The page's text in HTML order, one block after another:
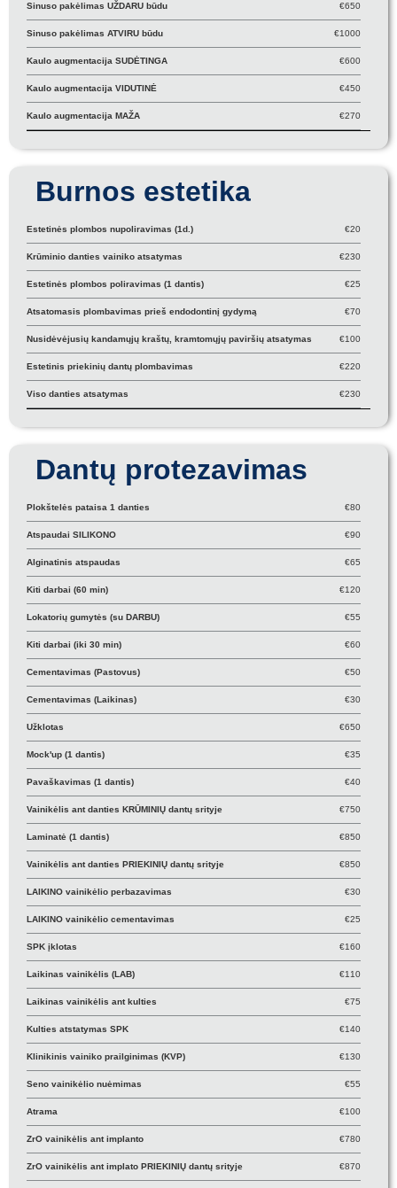
Sinuso pakėlimas UŽDARU būdu €650
Sinuso pakėlimas ATVIRU būdu €1000
Kaulo augmentacija SUDĖTINGA €600
Kaulo augmentacija VIDUTINĖ €450
Kaulo augmentacija MAŽA €270
Burnos estetika
Estetinės plombos nupoliravimas (1d.) €20
Krūminio danties vainiko atsatymas €230
Estetinės plombos poliravimas (1 dantis) €25
Atsatomasis plombavimas prieš endodontinį gydymą €70
Nusidėvėjusių kandamųjų kraštų, kramtomųjų paviršių atsatymas €100
Estetinis priekinių dantų plombavimas €220
Viso danties atsatymas €230
Dantų protezavimas
Plokštelės pataisa 1 danties €80
Atspaudai SILIKONO €90
Alginatinis atspaudas €65
Kiti darbai (60 min) €120
Lokatorių gumytės (su DARBU) €55
Kiti darbai (iki 30 min) €60
Cementavimas (Pastovus) €50
Cementavimas (Laikinas) €30
Užklotas €650
Mock'up (1 dantis) €35
Pavaškavimas (1 dantis) €40
Vainikėlis ant danties KRŪMINIŲ dantų srityje €750
Laminatė (1 dantis) €850
Vainikėlis ant danties PRIEKINIŲ dantų srityje €850
LAIKINO vainikėlio perbazavimas €30
LAIKINO vainikėlio cementavimas €25
SPK įklotas €160
Laikinas vainikėlis (LAB) €110
Laikinas vainikėlis ant kulties €75
Kulties atstatymas SPK €140
Klinikinis vainiko prailginimas (KVP) €130
Seno vainikėlio nuėmimas €55
Atrama €100
ZrO vainikėlis ant implanto €780
ZrO vainikėlis ant implato PRIEKINIŲ dantų srityje €870